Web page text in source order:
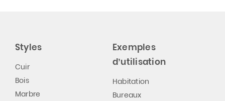
Styles
Cuir
Bois
Marbre
Exemples
d’utilisation
Habitation
Bureaux